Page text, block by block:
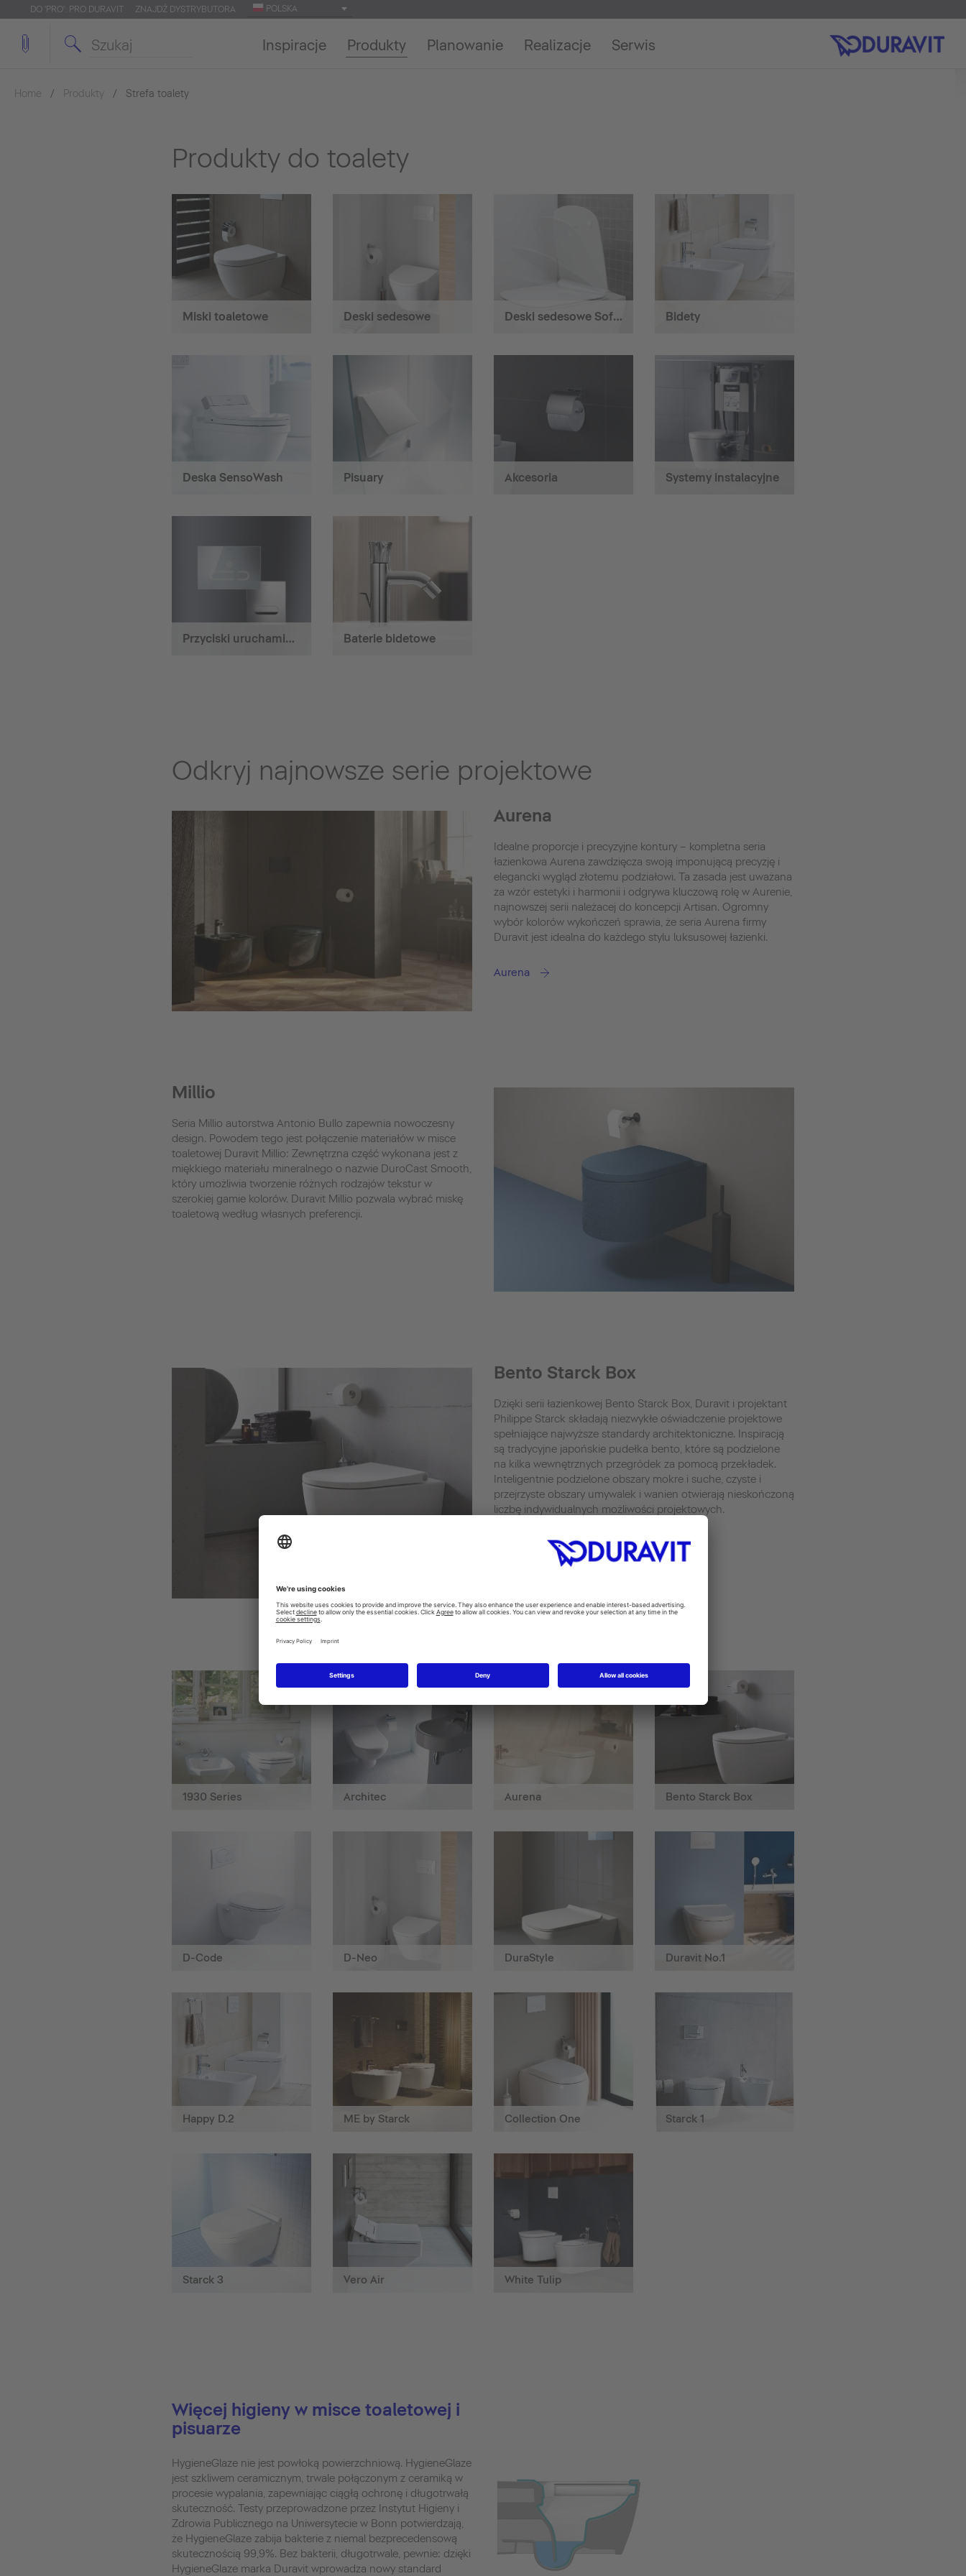
DO 'PRO': PRO.DURAVIT ZNAJDŹ DYSTRYBUTORA POLSKA
Inspiracje Produkty Planowanie Realizacje Serwis
Home Produkty Strefa toalety
Produkty do toalety
Miski toaletowe Deski sedesowe Deski sedesowe SoftClose Bidety
Deska SensoWash Pisuary Akcesoria Systemy instalacyjne
Przyciski uruchamiające Baterie bidetowe
Odkryj najnowsze serie projektowe
Aurena
Idealne proporcje i precyzyjne kontury – kompletna seria
łazienkowa Aurena zawdzięcza swoją imponującą precyzję i
elegancki wygląd złotemu podziałowi. Ta zasada jest uważana
za wzór estetyki i harmonii i odgrywa kluczową rolę w Aurenie,
najnowszej serii należacej do koncepcji Artisan. Ogromny
wybór kolorów wykończeń sprawia, że seria Aurena firmy
Duravit jest idealna do każdego stylu luksusowej łazienki.
Aurena
Millio
Seria Millio autorstwa Antonio Bullo zapewnia nowoczesny
design. Powodem tego jest połączenie materiałów w misce
toaletowej Duravit Millio: Zewnętrzna część wykonana jest z
miękkiego materiału mineralnego o nazwie DuroCast Smooth,
który umożliwia tworzenie różnych rodzajów tekstur w
szerokiej gamie kolorów. Duravit Millio pozwala wybrać miskę
toaletową według własnych preferencji.
Bento Starck Box
Dzięki serii łazienkowej Bento Starck Box, Duravit i projektant
Philippe Starck składają niezwykłe oświadczenie projektowe
spełniające najwyższe standardy architektoniczne. Inspiracją
są tradycyjne japońskie pudełka bento, które są podzielone
na kilka wewnętrznych przegródek za pomocą przekładek.
Inteligentnie podzielone obszary mokre i suche, czyste i
przejrzyste obszary umywalek i wanien otwierają nieskończoną
liczbę indywidualnych możliwości projektowych.
Bento Starck Box
1930 Series Architec Aurena Bento Starck Box
D-Code D-Neo DuraStyle Duravit No.1
Happy D.2 ME by Starck Collection One Starck 1
Starck 3 Vero Air White Tulip
Więcej higieny w misce toaletowej i
pisuarze
HygieneGlaze nie jest powłoką powierzchniową. HygieneGlaze
jest szkliwem ceramicznym, trwale połączonym z ceramiką w
procesie wypalania, zapewniając ciągłą ochronę i długotrwałą
skuteczność. Testy przeprowadzone przez Instytut Higieny i
Zdrowia Publicznego na Uniwersytecie w Bonn potwierdzają,
że HygieneGlaze zabija bakterie z niemal bezprecedensową
skutecznością 99,9%. Bez bakterii, długotrwale, pewnie: dzięki
HygieneGlaze marka Duravit wprowadza nowy standard